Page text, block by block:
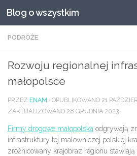
Przeskocz do treści
Blog o wszystkim
PODRÓŻE
Rozwoju regionalnej
małopolsce
PRZEZ ENAM · OPUBLIKOWANO 21
ZAKTUALIZOWANO 28 GRUDNIA 2023
Firmy drogowe małopolska odgrywają
infrastruktury tej malowniczej polskiej
zróżnicowany krajobraz regionu